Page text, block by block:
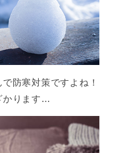
防寒対策ですよね！
かります…